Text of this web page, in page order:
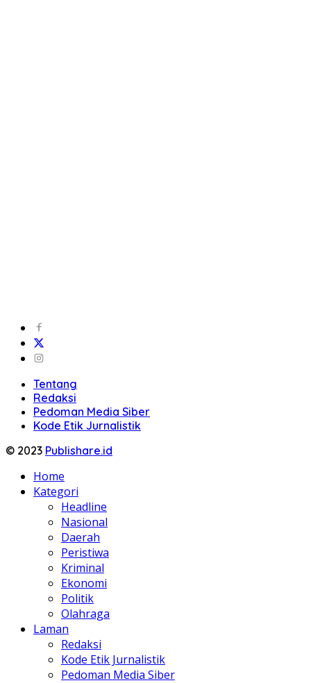
Tentang
Redaksi
Pedoman Media Siber
Kode Etik Jurnalistik
© 2023 Publishare.id
Home
Kategori
Headline
Nasional
Daerah
Peristiwa
Kriminal
Ekonomi
Politik
Olahraga
Laman
Redaksi
Kode Etik Jurnalistik
Pedoman Media Siber